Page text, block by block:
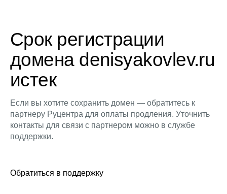
Срок регистрации
домена denisyakovlev.ru
истек
Если вы хотите сохранить домен — обратитесь к
партнеру Руцентра для оплаты продления. Уточнить
контакты для связи с партнером можно в службе
поддержки.
Обратиться в поддержку